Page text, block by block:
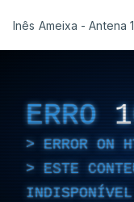
Inês Ameixa - Antena 1
ERRO
ERROR ON
ESTE
INDISPONÍVEL